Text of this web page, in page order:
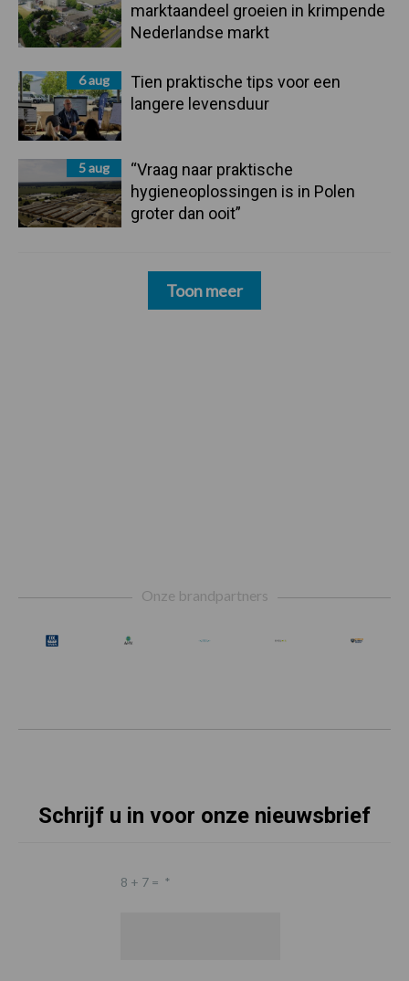
marktaandeel groeien in krimpende
Nederlandse markt
6 aug
Tien praktische tips voor een
langere levensduur
5 aug
“Vraag naar praktische
hygieneoplossingen is in Polen
groter dan ooit”
Toon meer
Onze brandpartners
Schrijf u in voor onze nieuwsbrief
8 + 7 = *